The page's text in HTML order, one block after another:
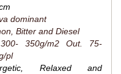
dominant
Bitter and Diesel
350g/m2 Out. 75-
pl
Relaxed and